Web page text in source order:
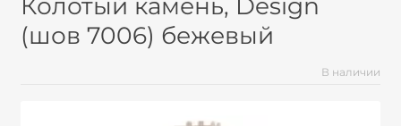
(шов 7006) бежевый
В наличии